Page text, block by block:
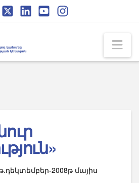
2008թ մայիս